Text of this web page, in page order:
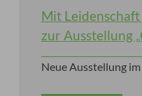
Mit
zur Ausstellung